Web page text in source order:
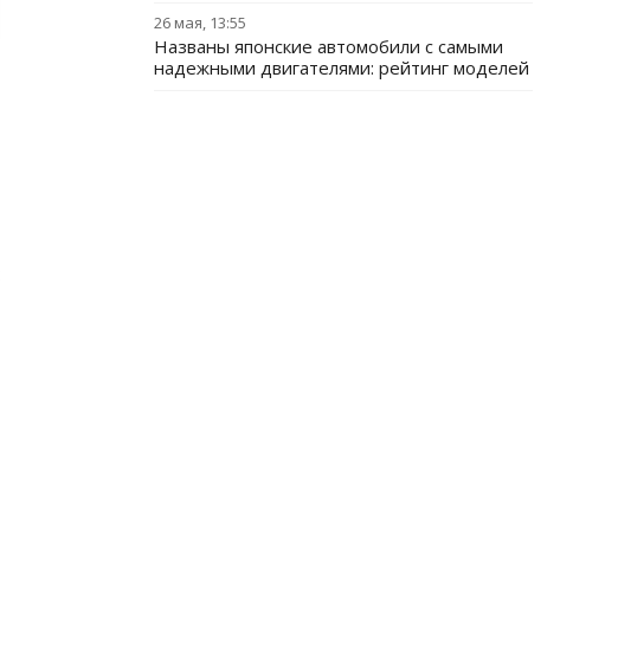
26 мая, 13:55
Названы японские автомобили с самыми
надежными двигателями: рейтинг моделей